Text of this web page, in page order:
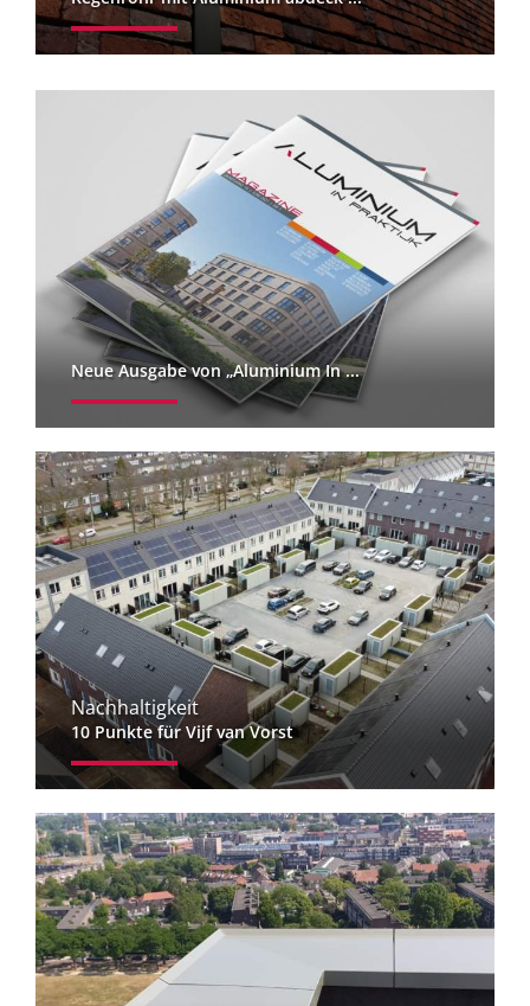
Neue Ausgabe von „Aluminium In ...
Nachhaltigkeit
10 Punkte für Vijf van Vorst